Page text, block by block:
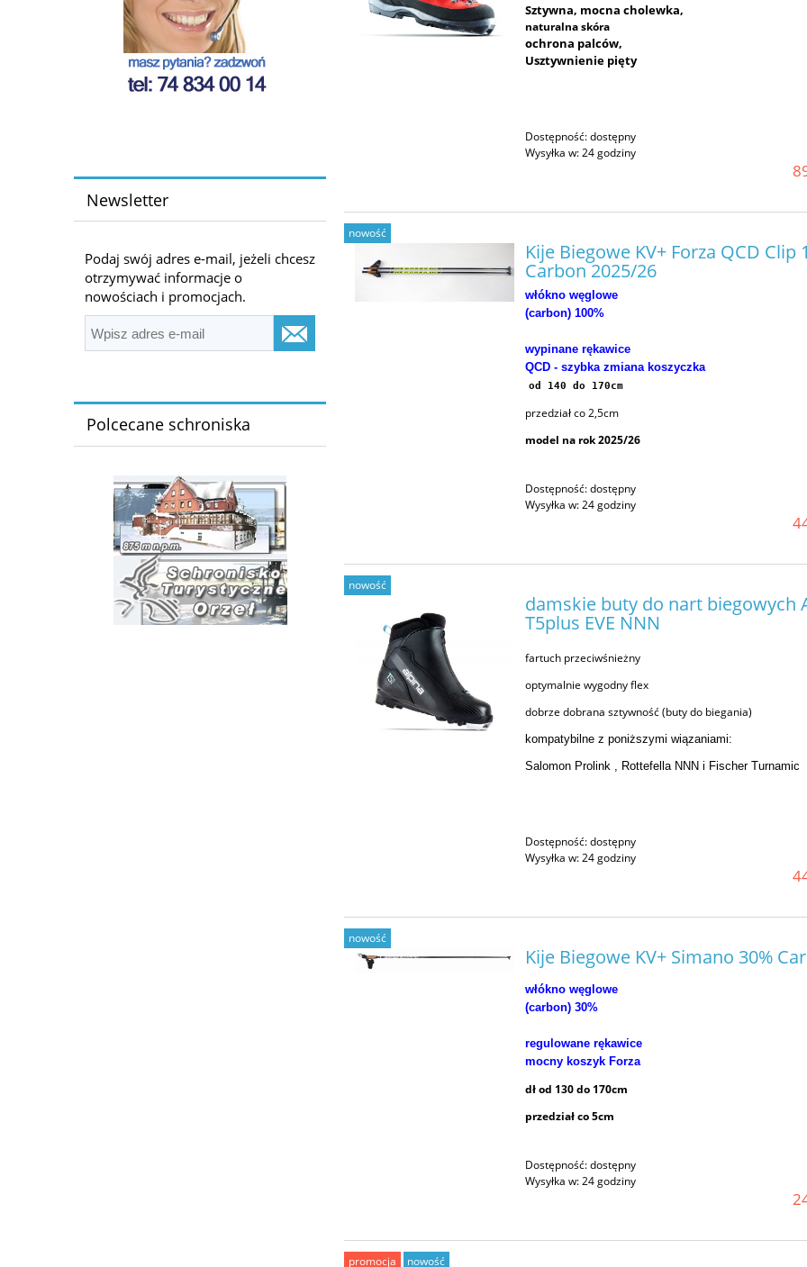
Newsletter
Podaj swój adres e-mail, jeżeli chcesz
otrzymywać informacje o
nowościach i promocjach.
Polcecane schroniska
Sztywna, mocna cholewka,
naturalna skóra
ochrona palców,
Usztywnienie pięty
Dostępność:dostępny
Wysyłka w:24 godziny
Kije Biegowe KV+ Forza QCD Clip
Carbon 2025/26
włókno węglowe
(carbon) 100%
wypinane rękawice
QCD - szybka zmiana koszyczka
od 140 do 170cm
przedział co 2,5cm
model na rok 2025/26
Dostępność:dostępny
Wysyłka w:24 godziny
nowość
damskie buty do nart biegowych
T5plus EVE NNN
fartuch przeciwśnieżny
optymalnie wygodny flex
dobrze dobrana sztywność (buty do biegania)
kompatybilne z poniższymi wiązaniami:
Salomon Prolink , Rottefella NNN i Fischer Turnamic
Dostępność:dostępny
Wysyłka w:24 godziny
nowość
Kije Biegowe KV+ Simano 30%
włókno węglowe
(carbon) 30%
regulowane rękawice
mocny koszyk Forza
dł od 130 do 170cm
przedział co 5cm
Dostępność:dostępny
Wysyłka w:24 godziny
nowość
promocja nowość